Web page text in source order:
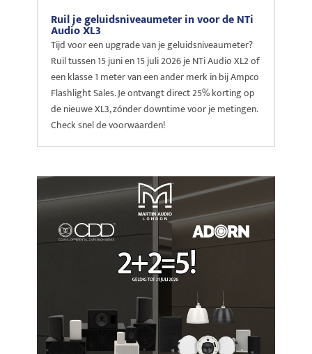
Ruil je geluidsniveaumeter in voor de NTi
Audio XL3
Tijd voor een upgrade van je geluidsniveaumeter?
Ruil tussen 15 juni en 15 juli 2026 je NTi Audio XL2 of
een klasse 1 meter van een ander merk in bij Ampco
Flashlight Sales. Je ontvangt direct 25% korting op
de nieuwe XL3, zónder downtime voor je metingen.
Check snel de voorwaarden!